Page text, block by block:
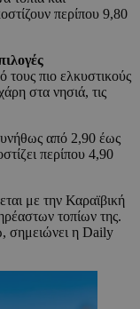
περίπου 9,80
πιο ελκυστικούς
στα νησιά, τις
από 2,90 έως
περίπου 4,90
με την Καραϊβική
τοπίων της.
σημειώνει η Daily